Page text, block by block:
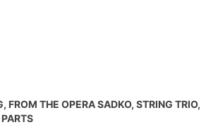
FROM THE OPERA SADKO, STRING TRIO,